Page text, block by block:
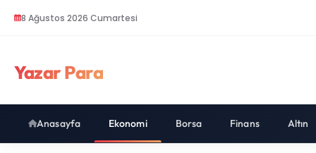
8 Ağustos 2026 Cumartesi
Yazar Para
Anasayfa Ekonomi Borsa Finans Altın